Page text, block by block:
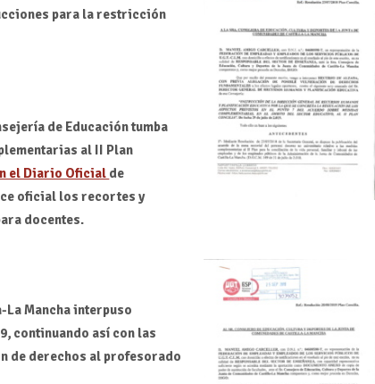
para la restricción
de Educación tumba
al II Plan
el Diario Oficial de
oficial los recortesy
docentes.
La Mancha interpuso
continuando así con las
de derechos al profesorado